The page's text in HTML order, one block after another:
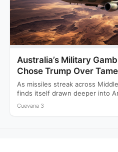
Australia’s Military
Chose Trump Over Tame
As missiles streak across
finds itself drawn deeper into
while…
Cuevana 3